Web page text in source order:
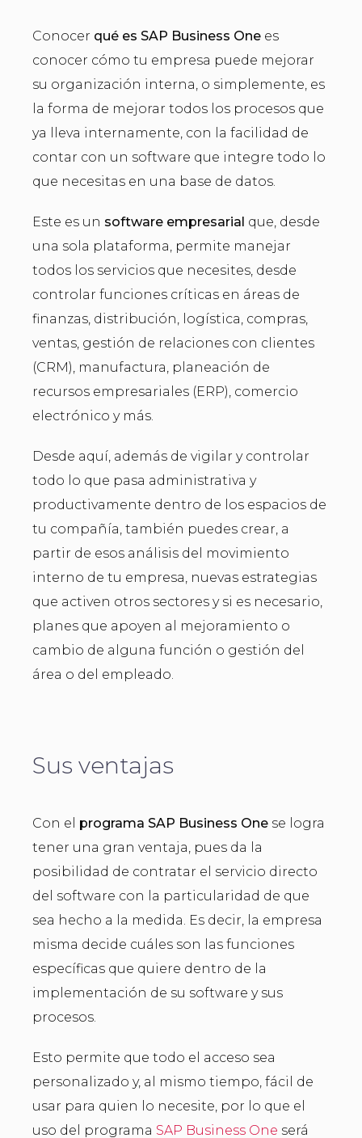
Conocer qué es SAP Business One es
conocer cómo tu empresa puede mejorar
su organización interna, o simplemente, es
la forma de mejorar todos los procesos que
ya lleva internamente, con la facilidad de
contar con un software que integre todo lo
que necesitas en una base de datos.
Este es un software empresarial que, desde
una sola plataforma, permite manejar
todos los servicios que necesites, desde
controlar funciones críticas en áreas de
finanzas, distribución, logística, compras,
ventas, gestión de relaciones con clientes
(CRM), manufactura, planeación de
recursos empresariales (ERP), comercio
electrónico y más.
Desde aquí, además de vigilar y controlar
todo lo que pasa administrativa y
productivamente dentro de los espacios de
tu compañía, también puedes crear, a
partir de esos análisis del movimiento
interno de tu empresa, nuevas estrategias
que activen otros sectores y si es necesario,
planes que apoyen al mejoramiento o
cambio de alguna función o gestión del
área o del empleado.
Sus ventajas
Con el programa SAP Business One se logra
tener una gran ventaja, pues da la
posibilidad de contratar el servicio directo
del software con la particularidad de que
sea hecho a la medida. Es decir, la empresa
misma decide cuáles son las funciones
específicas que quiere dentro de la
implementación de su software y sus
procesos.
Esto permite que todo el acceso sea
personalizado y, al mismo tiempo, fácil de
usar para quien lo necesite, por lo que el
uso del programa SAP Business One será